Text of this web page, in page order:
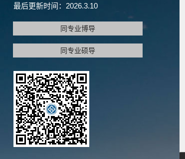
最后更新时间： 2026.3.10
同专业博导
同专业硕导